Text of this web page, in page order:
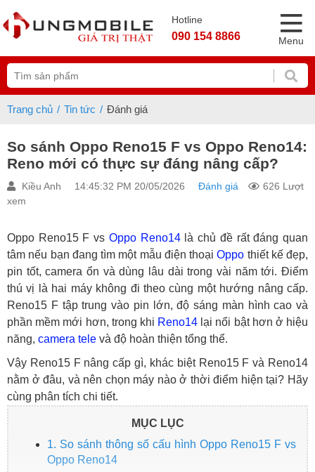
Hotline
090 154 8866 Menu
Trang chủ Tin tức Đánh giá
So sánh Oppo Reno15 F vs Oppo Reno14:
Reno mới có thực sự đáng nâng cấp?
Kiều Anh 14:45:32 PM 20/05/2026 Đánh giá
626 Lượt
xem
Oppo Reno15 F vs Oppo Reno14là chủ đề rất đáng quan
tâm nếu bạn đang tìm một mẫu điện thoạiOppo thiết kế đẹp,
pin tốt, camera ổn và dùng lâu dài trong vài năm tới. Điểm
thú vị là hai máy không đi theo cùng một hướng nâng cấp.
Reno15 F tập trung vào pin lớn, độ sáng màn hình cao và
phần mềm mới hơn, trong khi Reno14 lại nổi bật hơn ở hiệu
năng, camera tele và độ hoàn thiện tổng thể.
Vậy Reno15 F nâng cấp gì, khác biệt Reno15 F và Reno14
nằm ở đâu, và nên chọn máy nào ở thời điểm hiện tại? Hãy
cùng phân tích chi tiết.
MỤC LỤC
1. So sánh thông số cấu hình Oppo Reno15 F vs
Oppo Reno14